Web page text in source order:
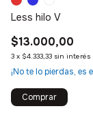
Less hilo V
$13.000,00
3 x $4.333,33 sin interés
¡No te lo pierdas, es
Comprar